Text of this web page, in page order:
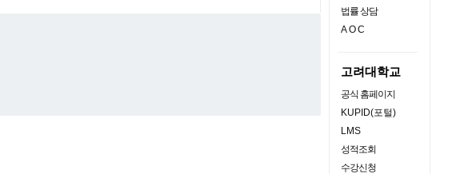
법률 상담
AOC
고려대학교
공식 홈페이지
KUPID(포털)
LMS
성적조회
수강신청